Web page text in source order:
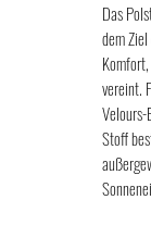
Das
dem
vereint.
Stoff